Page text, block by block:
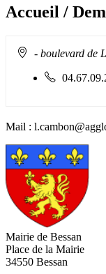
Accueil /
Adresse- boulevard de
Mail :
Mairie de Bessan
Place de la Mairie
34550 Bessan